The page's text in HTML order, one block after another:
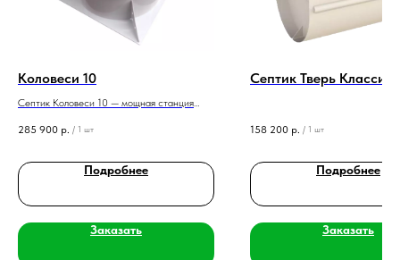
Коловеси 10
Септик Коловеси 10 — мощная станция
производительностью 2,0 м³/сутки и
решение для больших домов и
285 900 р. / 1 шт
Подробнее
Заказать
Септик Тверь
158 200 р. / 1 шт
Подробнее
Заказать